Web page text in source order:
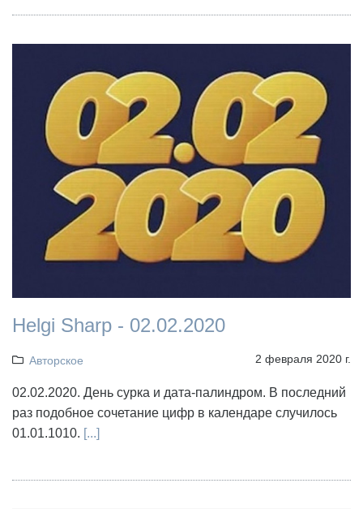
Helgi Sharp - 02.02.2020
Авторское 2 февраля 2020 г.
02.02.2020. День сурка и дата-палиндром. В последний
раз подобное сочетание цифр в календаре случилось
01.01.1010. [...]